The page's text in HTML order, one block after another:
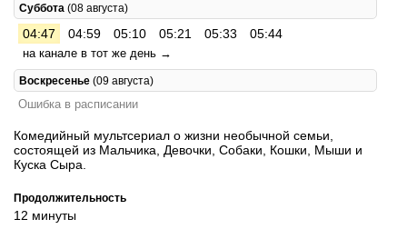
Суббота (08 августа)
04:47 04:59 05:10 05:21 05:33 05:44
на канале в тот же день →
Воскресенье (09 августа)
Ошибка в расписании
Комедийный мультсериал о жизни необычной семьи,
состоящей из Мальчика, Девочки, Собаки, Кошки, Мыши и
Куска Сыра.
Продолжительность
12 минуты